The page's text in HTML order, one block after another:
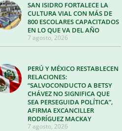
SAN ISIDRO FORTALECE LA
CULTURA VIAL CON MÁS DE
800 ESCOLARES CAPACITADOS
EN LO QUE VA DEL AÑO
7 agosto, 2026
PERÚ Y MÉXICO RESTABLECEN
RELACIONES:
“SALVOCONDUCTO A BETSY
CHÁVEZ NO SIGNIFICA QUE
SEA PERSEGUIDA POLÍTICA”,
AFIRMA EXCANCILLER
RODRÍGUEZ MACKAY
7 agosto, 2026